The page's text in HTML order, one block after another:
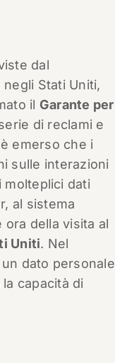
dal
Stati Uniti,
il Garante per
di reclami e
emerso che i
sulle interazioni
molteplici dati
al sistema
della visita al
Uniti. Nel
dato personale
capacità di